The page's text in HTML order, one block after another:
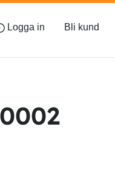
Logga in Bli kund